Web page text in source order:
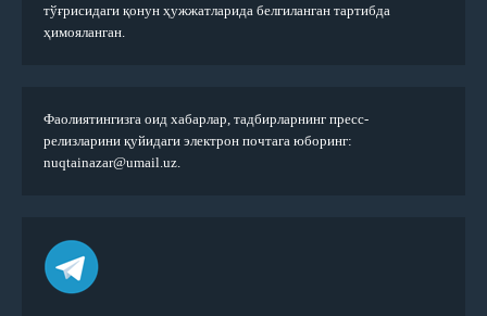
тўғрисидаги қонун ҳужжатларида белгиланган тартибда
ҳимояланган.
Фаолиятингизга оид хабарлар, тадбирларнинг пресс-
релизларини қуйидаги электрон почтага юборинг:
nuqtainazar@umail.uz.